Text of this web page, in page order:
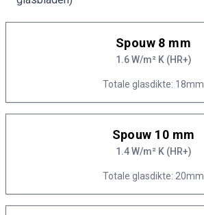
Spouw 8 mm
1.6 W/m² K (HR+)
Totale glasdikte: 18mm
Spouw 10 mm
1.4 W/m² K (HR+)
Totale glasdikte: 20mm